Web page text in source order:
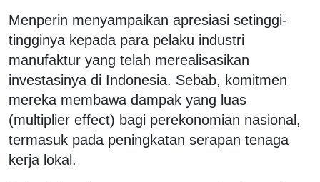
Menperin menyampaikan apresiasi setinggi-
tingginya kepada para pelaku industri
manufaktur yang telah merealisasikan
investasinya di Indonesia. Sebab, komitmen
mereka membawa dampak yang luas
(multiplier effect) bagi perekonomian nasional,
termasuk pada peningkatan serapan tenaga
kerja lokal.